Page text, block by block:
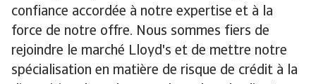
confiance accordée à notre expertise et à la
force de notre offre. Nous sommes fiers de
rejoindre le marché Lloyd's et de mettre notre
spécialisation en matière de risque de crédit à la